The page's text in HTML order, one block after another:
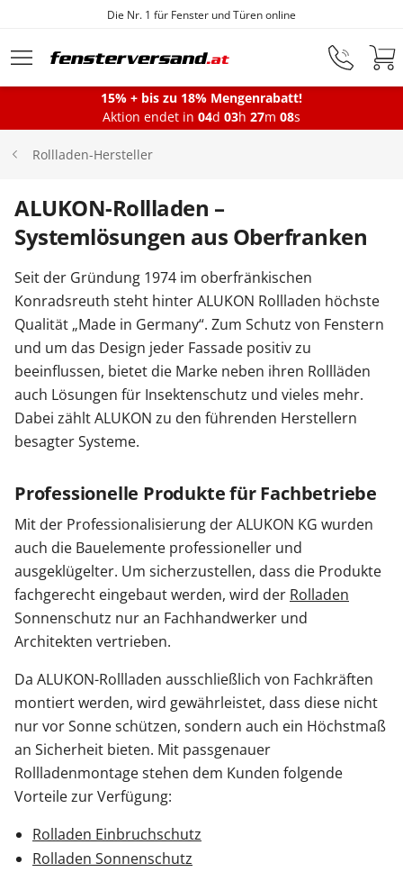
Zum Hauptinhalt springen
Die Nr. 1 für Fenster und Türen online
Fenster
Terrassentüren
Haustüren
Sonnenschutz
Zäune & Tore
Garagentore
Carports
Anmelden / Registrieren
Kontakt / Hilfe
15% + bis zu 18% Mengenrabatt!
Aktion endet in 04d 03h 27m 08s
Rollladen-Hersteller
ALUKON-Rollladen –
Systemlösungen aus Oberfranken
Seit der Gründung 1974 im oberfränkischen
Konradsreuth steht hinter ALUKON Rollladen höchste
Qualität „Made in Germany“. Zum Schutz von Fenstern
und um das Design jeder Fassade positiv zu
beeinflussen, bietet die Marke neben ihren Rollläden
auch Lösungen für Insektenschutz und vieles mehr.
Dabei zählt ALUKON zu den führenden Herstellern
besagter Systeme.
Professionelle Produkte für Fachbetriebe
Mit der Professionalisierung der ALUKON KG wurden
auch die Bauelemente professioneller und
ausgeklügelter. Um sicherzustellen, dass die Produkte
fachgerecht eingebaut werden, wird der Rolladen
Sonnenschutz nur an Fachhandwerker und
Architekten vertrieben.
Da ALUKON-Rollladen ausschließlich von Fachkräften
montiert werden, wird gewährleistet, dass diese nicht
nur vor Sonne schützen, sondern auch ein Höchstmaß
an Sicherheit bieten. Mit passgenauer
Rollladenmontage stehen dem Kunden folgende
Vorteile zur Verfügung:
Rolladen Einbruchschutz
Rolladen Sonnenschutz